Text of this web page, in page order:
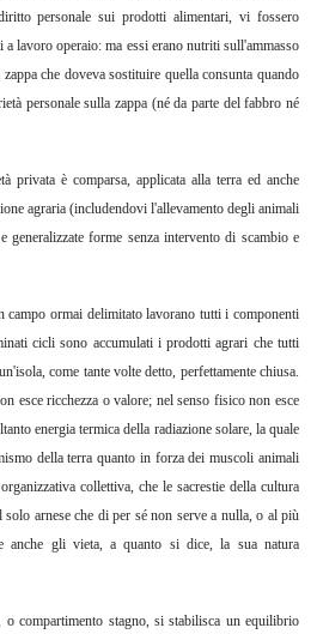
personale sui prodotti alimentari, vi fossero
lavoro operaio: ma essi erano nutriti sull'ammasso
che doveva sostituire quella consunta quando
personale sulla zappa (né da parte del fabbro né
privata è comparsa, applicata alla terra ed anche
agraria (includendovi l'allevamento degli animali
forme senza intervento di scambio e
campo ormai delimitato lavorano tutti i componenti
cicli sono accumulati i prodotti agrari che tutti
come tante volte detto, perfettamente chiusa.
esce ricchezza o valore; nel senso fisico non esce
energia termica della radiazione solare, la quale
della terra quanto in forza dei muscoli animali
collettiva, che le sacrestie della cultura
arnese che di per sé non serve a nulla, o al più
anche gli vieta, a quanto si dice, la sua natura
o compartimento stagno, si stabilisca un equilibrio